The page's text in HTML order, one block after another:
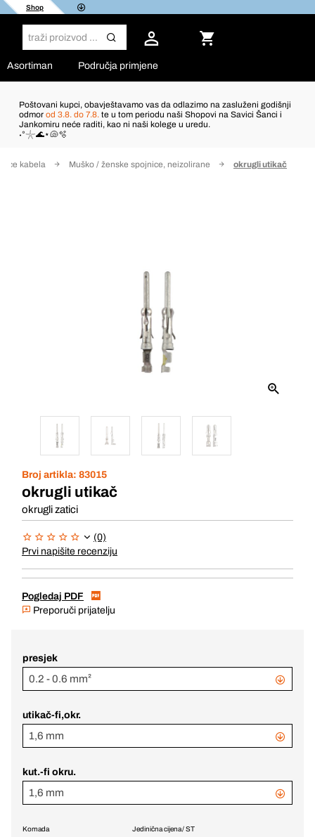
Shop
Asortiman Područja primjene
Poštovani kupci, obavještavamo vas da odlazimo na zasluženi godišnji
odmor od 3.8. do 7.8. te u tom periodu naši Shopovi na Savici Šanci i
Jankomiru neće raditi, kao ni naši kolege u uredu.
˖°𓇼🌊⋆🐚🫧
kabela Muško / ženske spojnice, neizolirane okrugli utikač
Broj artikla: 83015
okrugli utikač
okrugli zatici
(0)
Prvi napišite recenziju
Pogledaj PDF
Preporuči prijatelju
presjek
0.2 - 0.6 mm²
utikač-fi,okr.
1,6 mm
kut.-fi okru.
1,6 mm
Jedinična cijena / ST
Komada